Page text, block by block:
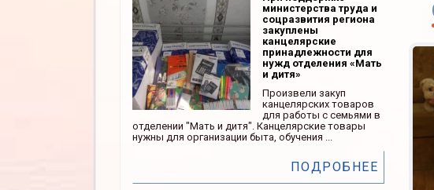
министерства труда и
соцразвития региона
закуплены
канцелярские
принадлежности для
нужд отделения «Мать
и дитя»
Произвели закуп
канцелярских товаров
для работы с семьями в
отделении "Мать и дитя". Канцелярские товары
нужны для организации быта, обучения ...
ПОДРОБНЕЕ